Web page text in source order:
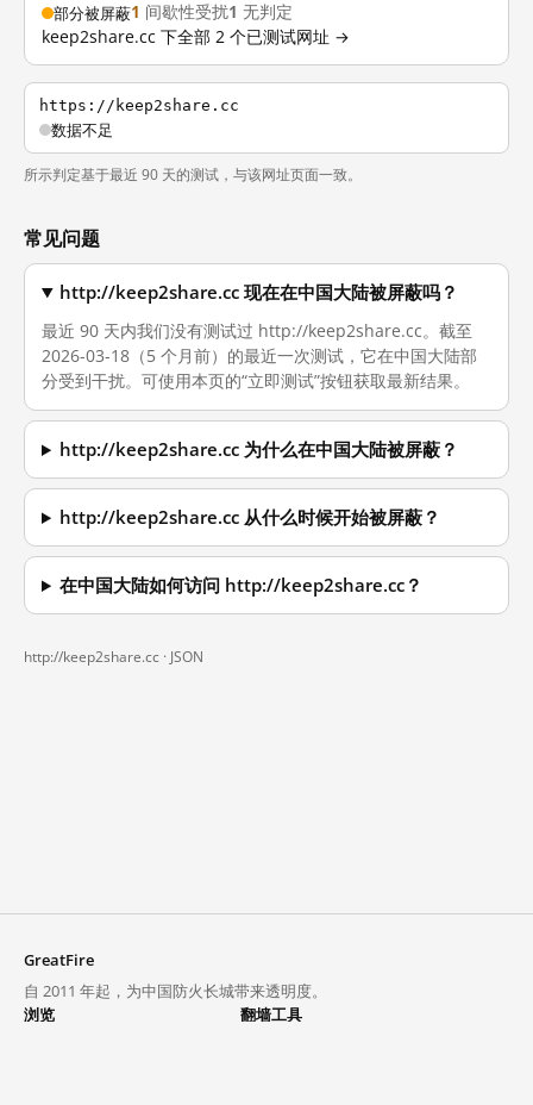
部分被屏蔽1 间歇性受扰1 无判定
keep2share.cc 下全部 2 个已测试网址 →
https://keep2share.cc
数据不足
所示判定基于最近 90 天的测试，与该网址页面一致。
常见问题
http://keep2share.cc 现在在中国大陆被屏蔽吗？
最近 90 天内我们没有测试过 http://keep2share.cc。截至
2026-03-18（5 个月前）的最近一次测试，它在中国大陆部
分受到干扰。可使用本页的“立即测试”按钮获取最新结果。
http://keep2share.cc 为什么在中国大陆被屏蔽？
http://keep2share.cc 从什么时候开始被屏蔽？
在中国大陆如何访问 http://keep2share.cc？
http://keep2share.cc · JSON
GreatFire
自 2011 年起，为中国防火长城带来透明度。
浏览
翻墙工具